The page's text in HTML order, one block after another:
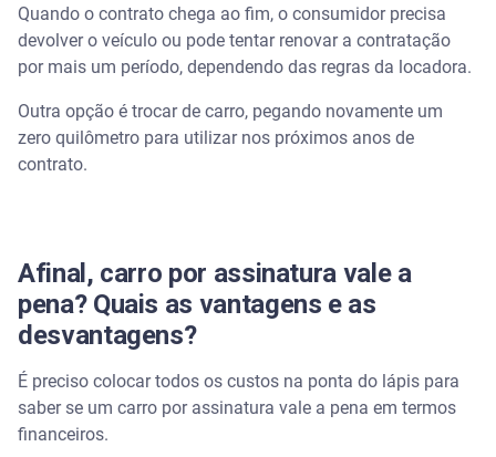
Quando o contrato chega ao fim, o consumidor precisa
devolver o veículo ou pode tentar renovar a contratação
por mais um período, dependendo das regras da locadora.
Outra opção é trocar de carro, pegando novamente um
zero quilômetro para utilizar nos próximos anos de
contrato.
Afinal, carro por assinatura vale a
pena? Quais as vantagens e as
desvantagens?
É preciso colocar todos os custos na ponta do lápis para
saber se um carro por assinatura vale a pena em termos
financeiros.